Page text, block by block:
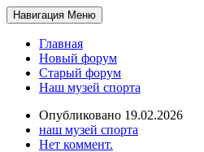
Навигация Меню
Главная
Новый форум
Старый форум
Наш музей спорта
Опубликовано 19.02.2026
наш музей спорта
Нет коммент.